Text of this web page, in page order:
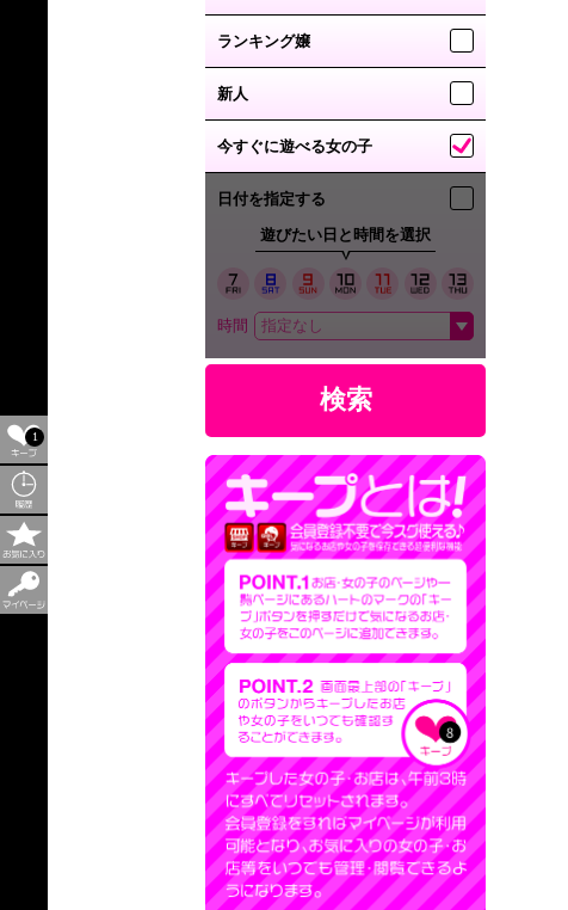
1
ランキング嬢
新人
今すぐに遊べる女の子
日付を指定する
遊びたい日と時間を選択
時間
検索